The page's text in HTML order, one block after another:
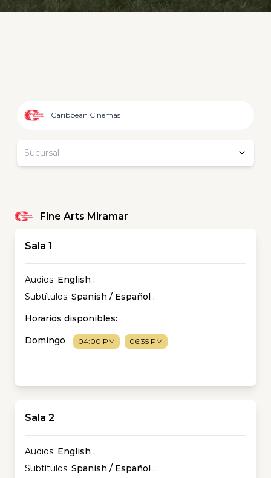
Caribbean Cinemas
Sucursal
Fine Arts Miramar
Sala 1
Audios: English .
Subtítulos: Spanish / Español .
Horarios disponibles:
Domingo
04:00 PM 06:35 PM
Sala 2
Audios: English .
Subtítulos: Spanish / Español .